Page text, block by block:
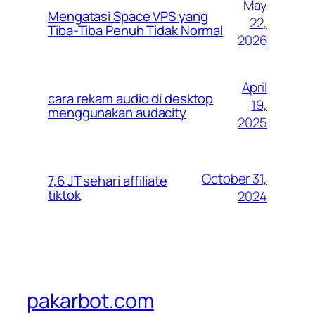
Mengatasi Space VPS yang
Tiba-Tiba Penuh Tidak Normal
May
22,
2026
cara rekam audio di desktop
menggunakan audacity
April
19,
2025
7,6 JT sehari affiliate
tiktok
October 31,
2024
pakarbot.com